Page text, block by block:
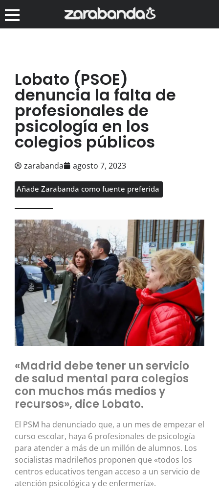
Lobato (PSOE)
denuncia la falta de
profesionales de
psicología en los
colegios públicos
zarabanda agosto 7, 2023
Añade Zarabanda como fuente preferida
«Madrid debe tener un servicio
de salud mental para colegios
con muchos más medios y
recursos», dice Lobato.
El PSM ha denunciado que, a un mes de empezar el
curso escolar, haya 6 profesionales de psicología
para atender a más de un millón de alumnos. Los
socialistas madrileños proponen que «todos los
centros educativos tengan acceso a un servicio de
atención psicológica y de enfermería».